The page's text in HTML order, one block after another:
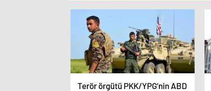
Terör örgütü PKK/YPG’nin ABD